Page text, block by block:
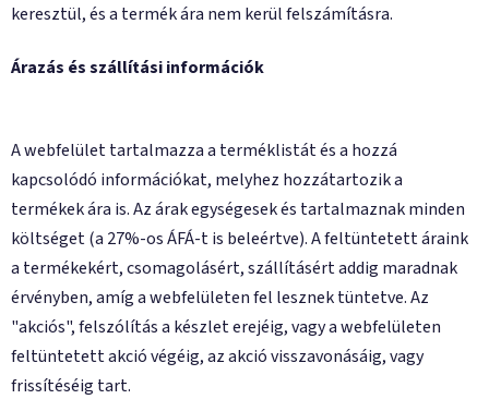
keresztül, és a termék ára nem kerül felszámításra.
Árazás és szállítási információk
A webfelület tartalmazza a terméklistát és a hozzá
kapcsolódó információkat, melyhez hozzátartozik a
termékek ára is. Az árak egységesek és tartalmaznak minden
költséget (a 27%-os ÁFÁ-t is beleértve). A feltüntetett áraink
a termékekért, csomagolásért, szállításért addig maradnak
érvényben, amíg a webfelületen fel lesznek tüntetve. Az
"akciós", felszólítás a készlet erejéig, vagy a webfelületen
feltüntetett akció végéig, az akció visszavonásáig, vagy
frissítéséig tart.